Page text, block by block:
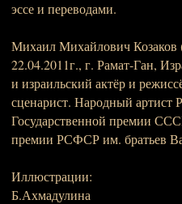
эссе и переводами.
Михаил Михайлович Козаков
22.04.2011г., г. Рамат-Ган,
и израильский актёр и
сценарист. Народный артист
Государственной премии
премии РСФСР им. братьев
Иллюстрации:
Б.Ахмадулина